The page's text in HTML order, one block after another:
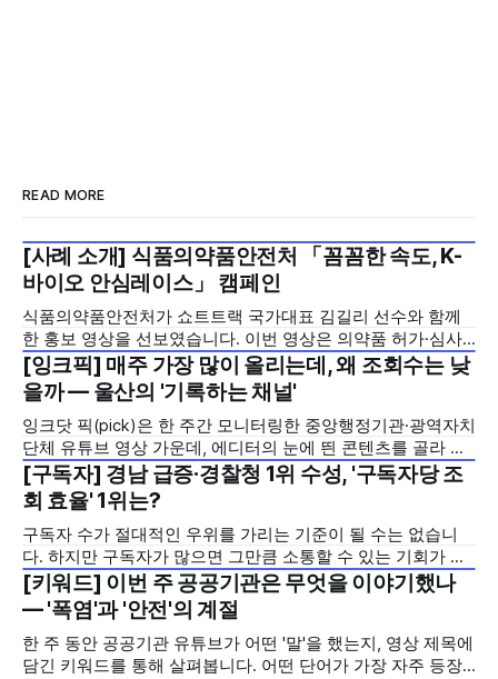
READ MORE
2026년 7월 5주
[사례 소개] 식품의약품안전처 「꼼꼼한 속도, K-
바이오 안심레이스」 캠페인
식품의약품안전처가 쇼트트랙 국가대표 김길리 선수와 함께
한 홍보 영상을 선보였습니다. 이번 영상은 의약품 허가·심사
기간을 기존 420일에서 240일로 단축한 정책을 국민에게 쉽
고 친근하게 알리기 위해 제작한 것으로, 딱딱하게 느껴질 수
있는 규제 정책을, 빙판 위에서 빠른 스피드와 꼼꼼한 준비를
모두 갖춘 김길리 선수의 이미지에 빗대어 풀어낸 것이 특징입
니다. '빠르지만
2026년 7월 5주
[잉크픽] 매주 가장 많이 올리는데, 왜 조회수는 낮
을까 — 울산의 '기록하는 채널'
잉크닷 픽(pick)은 한 주간 모니터링한 중앙행정기관·광역자치
단체 유튜브 영상 가운데, 에디터의 눈에 띈 콘텐츠를 골라 그
시도와 의미를 들여다보는 코너입니다. 조회수 순위표 맨 위에
오르지는 못했지만, 다른 채널이 가지 않은 길을 택한 콘텐츠
를 소개합니다. 이번 주는 특정 영상 한 편이 아니라, 채널 하나
의 '변화'를 이야기하려
2026년 7월 5주
[구독자] 경남 급증·경찰청 1위 수성, '구독자당 조
회 효율' 1위는?
구독자 수가 절대적인 우위를 가리는 기준이 될 수는 없습니
다. 하지만 구독자가 많으면 그만큼 소통할 수 있는 기회가 많
아집니다. 소통은 곧 채널의 신뢰로 이어집니다. 억지로 구독
자를 확보하기보다는 소통하는, 그래서 충성도 높은 구독자를
다수 확보하길 바라는 마음을 담아, 중앙행정기관과 광역자치
단체 유튜브 채널의 구독자를 월 단위로 분석합니다. 중앙행정
기관과 광역자치단체 유튜브 채널의 구독자를 통합하여
2026년 7월 5주
[키워드] 이번 주 공공기관은 무엇을 이야기했나
— '폭염'과 '안전'의 계절
한 주 동안 공공기관 유튜브가 어떤 '말'을 했는지, 영상 제목에
담긴 키워드를 통해 살펴봅니다. 어떤 단어가 가장 자주 등장